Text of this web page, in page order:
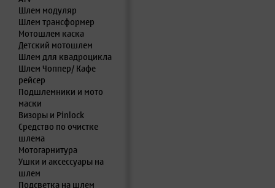
Шлем модуляр
Шлем трансформер
Мотошлем каска
Детский мотошлем
Шлем для квадроцикла
Шлем Чоппер/ Кафе
рейсер
Подшлемники и мото
маски
Визоры и Pinlock
Средство по очистке
шлема
Мотогарнитура
Ушки и аксессуары на
шлем